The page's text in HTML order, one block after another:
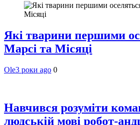
Які тварини першими
Марсі та Місяці
Ole3 роки ago 0
Навчився розуміти
людській мові робот-